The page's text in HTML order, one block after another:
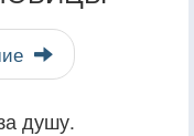
душу.